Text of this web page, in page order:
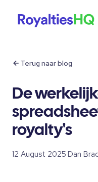
Terug naar blog
De
royalty's
12 August 2025·Dan